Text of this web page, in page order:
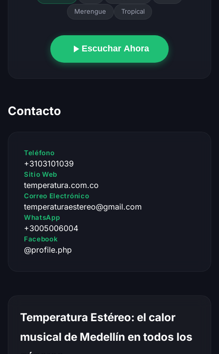
Merengue Tropical
Escuchar Ahora
Contacto
Teléfono
+3103101039
Sitio Web
temperatura.com.co
Correo Electrónico
temperaturaestereo@gmail.com
WhatsApp
+3005006004
Facebook
@profile.php
Temperatura Estéreo: el calor
musical de Medellín en todos los